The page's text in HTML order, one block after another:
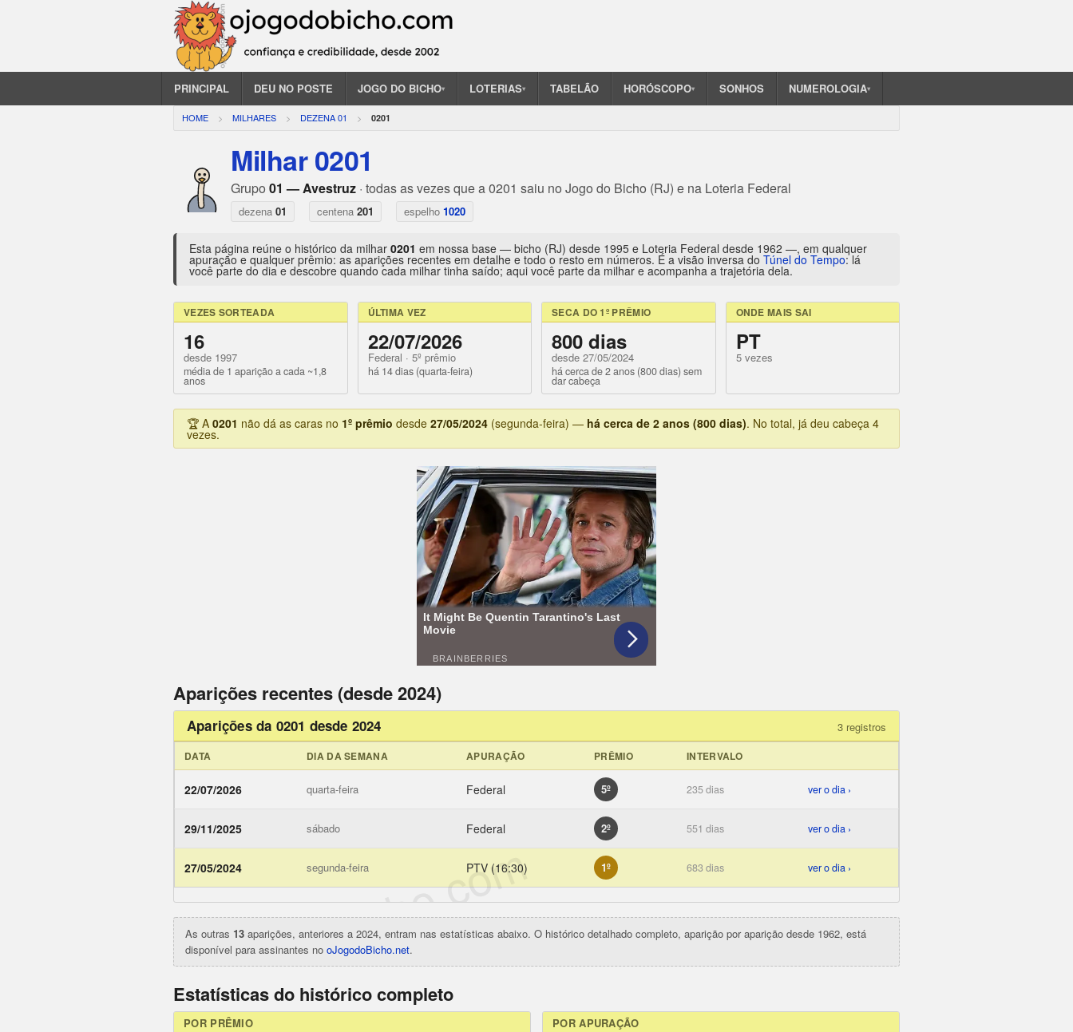
PRINCIPAL DEU NO POSTE JOGO DO BICHO▾ LOTERIAS▾ TABELÃO HORÓSCOPO▾ SONHOS NUMEROLOGIA▾
HOME MILHARES DEZENA 01 0201
Milhar 0201
Grupo 01 — Avestruz · todas as vezes que a 0201 saiu no Jogo do Bicho (RJ) e na Loteria Federal
dezena 01 centena 201 espelho 1020
Esta página reúne o histórico da milhar 0201 em nossa base — bicho (RJ) desde 1995 e Loteria Federal desde 1962 —, em qualquer
apuração e qualquer prêmio: as aparições recentes em detalhe e todo o resto em números. É a visão inversa do Túnel do Tempo: lá
você parte do dia e descobre quando cada milhar tinha saído; aqui você parte da milhar e acompanha a trajetória dela.
VEZES SORTEADA
16
desde 1997
média de 1 aparição a cada ~1,8
anos
ÚLTIMA VEZ
22/07/2026
Federal · 5º prêmio
há 14 dias (quarta-feira)
SECA DO 1º PRÊMIO
800 dias
desde 27/05/2024
há cerca de 2 anos (800 dias) sem
dar cabeça
ONDE MAIS SAI
PT
5 vezes
🏆 A 0201 não dá as caras no 1º prêmio desde 27/05/2024 (segunda-feira) — há cerca de 2 anos (800 dias). No total, já deu cabeça 4
vezes.
Aparições recentes (desde 2024)
Aparições da 0201 desde 2024 3 registros
DATA DIA DA SEMANA APURAÇÃO PRÊMIO INTERVALO
22/07/2026 quarta-feira Federal 5º 235 dias ver o dia ›
29/11/2025 sábado Federal 2º 551 dias ver o dia ›
27/05/2024 segunda-feira PTV (16:30) 1º 683 dias ver o dia ›
ojogodobicho.com
As outras 13 aparições, anteriores a 2024, entram nas estatísticas abaixo. O histórico detalhado completo, aparição por aparição desde 1962, está
disponível para assinantes no oJogodoBicho.net.
Estatísticas do histórico completo
POR PRÊMIO POR APURAÇÃO